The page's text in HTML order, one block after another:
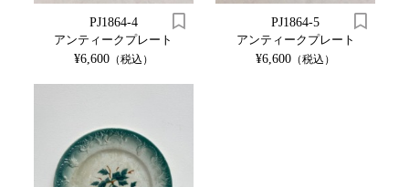
PJ1864-4
アンティークプレート
¥6,600（税込）
PJ1864-5
アンティークプレート
¥6,600 （税込）